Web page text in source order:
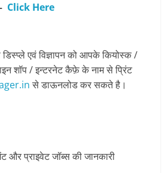
Click Here
डिस्प्ले एवं विज्ञापन को आपके कियोस्क /
शॉप / इन्टरनेट कैफ़े के नाम से प्रिंट
से डाऊनलोड कर सकते है।
और प्राइवेट जॉब्‍स की जानकारी